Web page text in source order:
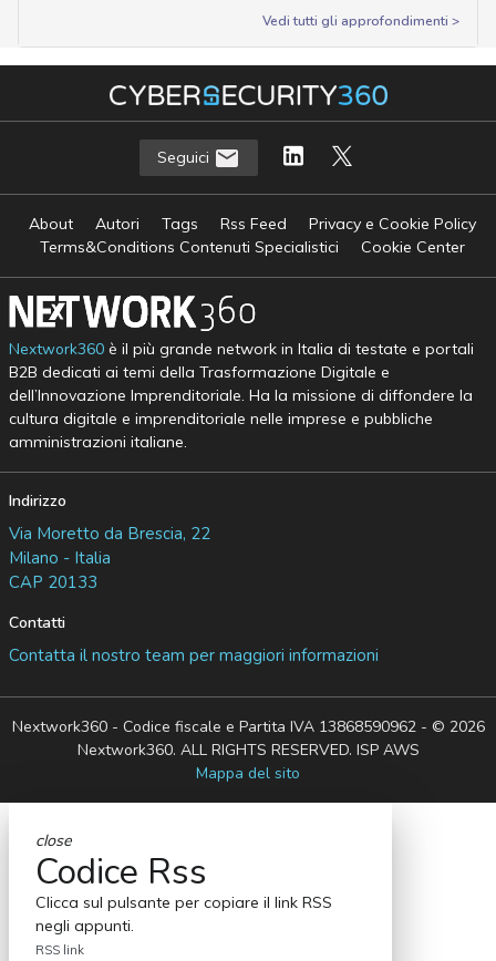
Vedi tutti gli approfondimenti >
Seguici
About Autori Tags Rss Feed
Privacy e Cookie Policy
Terms&Conditions Contenuti Specialistici
Cookie Center
Nextwork360è il più grande network in Italia di testate e portali
B2B dedicati ai temi della Trasformazione Digitale e
dell’Innovazione Imprenditoriale. Ha la missione di diffondere la
cultura digitale e imprenditoriale nelle imprese e pubbliche
amministrazioni italiane.
Indirizzo
Via Moretto da Brescia, 22
Milano - Italia
CAP 20133
Contatti
Contatta il nostro team per maggiori informazioni
Nextwork360 - Codice fiscale e Partita IVA 13868590962 - © 2026
Nextwork360. ALL RIGHTS RESERVED. ISP AWS
Mappa del sito
close
Codice Rss
Clicca sul pulsante per copiare il link RSS
negli appunti.
RSS link